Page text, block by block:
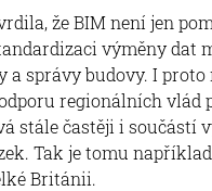
že BIM není jen
výměny dat
a správy budovy. I proto
regionálních vlád
stále častěji i součástí
Tak je tomu
Británii.